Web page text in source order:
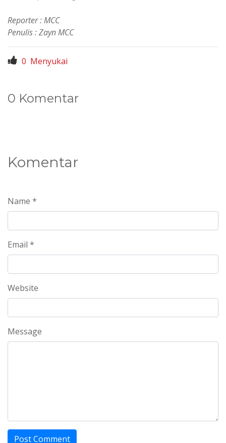
Reporter : MCC
Penulis : Zayn MCC
0 Menyukai
0 Komentar
Komentar
Name *
Email *
Website
Message